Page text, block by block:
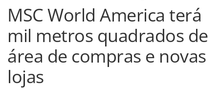
MSC World America terá
mil metros quadrados de
área de compras e novas
lojas